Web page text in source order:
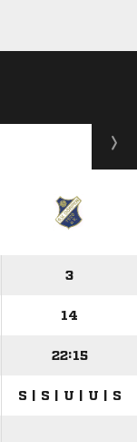
3
14
22:15
S | S | U | U | S